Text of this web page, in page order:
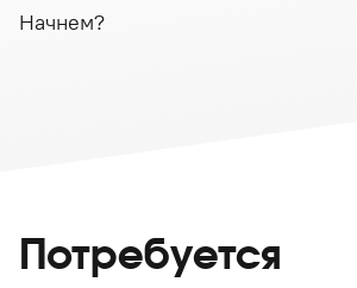
Начнем?
Потребуется